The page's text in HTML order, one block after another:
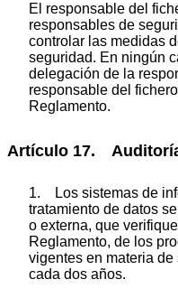
El responsable del
responsables de
controlar las medidas
seguridad. En ningún
delegación de la
responsable del
Reglamento.
Artículo 17.
1. Los sistemas de
tratamiento de datos
o externa, que
Reglamento, de los
vigentes en materia
cada dos años.